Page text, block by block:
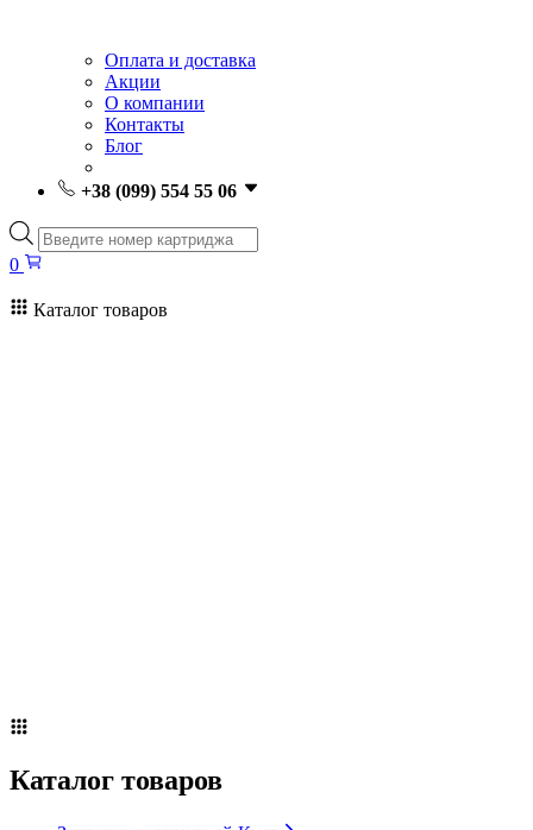
Оплата и доставка
Акции
О компании
Контакты
Блог
+38 (099) 554 55 06
Поиск
товаров
0
Каталог товаров
Каталог товаров